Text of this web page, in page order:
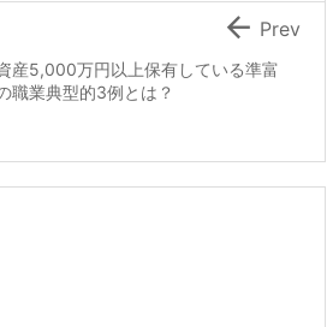
産5,000万円以上保有している準富
職業典型的3例とは？
 Prev